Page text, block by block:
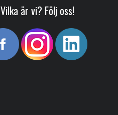
Vilka är vi? Följ oss!